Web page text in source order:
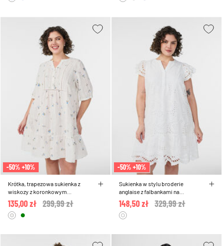
-50% +10%
Krótka, trapezowa sukienka z
wiskozy z koronkowym
wykonczeniemPrice reduced from
299,99 zł
135,00 zł
-50% +10%
Sukienka w stylu broderie
anglaise z falbankami na
rekawach
Price reduced from
329,99 zł
148,50 zł